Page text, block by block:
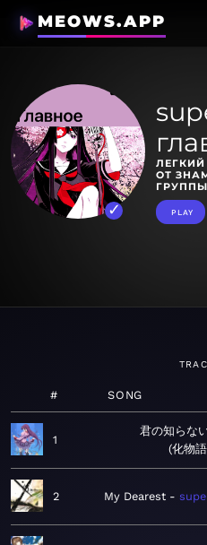
MEOWS.APP
ОТ
PLAY
# SONG
1
君の知らな
化物
2 My Dearest